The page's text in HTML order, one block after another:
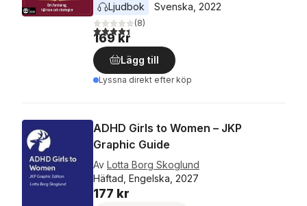
Ljudbok
Svenska 2022
4,4utav 5 stjärnor. Totalt antal röster:
(8)
169 kr
Lägg till
Lyssna direkt efter köp
ADHD Girls to Women – JKP
Graphic Guide
Av Lotta Borg Skoglund
Häftad, Engelska, 2027
177 kr